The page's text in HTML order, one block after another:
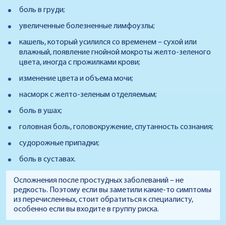
боль в груди;
увеличенные болезненные лимфоузлы;
кашель, который усилился со временем – сухой или
влажный, появление гнойной мокроты желто-зеленого
цвета, иногда с прожилками крови;
изменение цвета и объема мочи;
насморк с желто-зеленым отделяемым;
боль в ушах;
головная боль, головокружение, спутанность сознания;
судорожные припадки;
боль в суставах.
Осложнения после простудных заболеваний – не
редкость. Поэтому если вы заметили какие-то симптомы
из перечисленных, стоит обратиться к специалисту,
особенно если вы входите в группу риска.